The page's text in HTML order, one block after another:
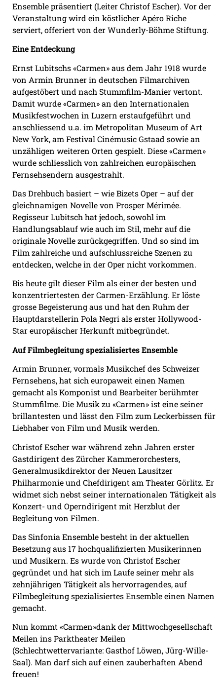
Ensemble präsentiert (Leiter Christof Escher). Vor der
Veranstaltung wird ein köstlicher Apéro Riche
serviert, offeriert von der Wunderly-Böhme Stiftung.
Eine Entdeckung
Ernst Lubitschs «Carmen» aus dem Jahr 1918 wurde
von Armin Brunner in deutschen Filmarchiven
aufgestöbert und nach Stummfilm-Manier vertont.
Damit wurde «Carmen» an den Internationalen
Musikfestwochen in Luzern erstaufgeführt und
anschliessend u.a. im Metropolitan Museum of Art
New York, am Festival Cinémusic Gstaad sowie an
unzähligen weiteren Orten gespielt. Diese «Carmen»
wurde schliesslich von zahlreichen europäischen
Fernsehsendern ausgestrahlt.
Das Drehbuch basiert – wie Bizets Oper – auf der
gleichnamigen Novelle von Prosper Mérimée.
Regisseur Lubitsch hat jedoch, sowohl im
Handlungsablauf wie auch im Stil, mehr auf die
originale Novelle zurückgegriffen. Und so sind im
Film zahlreiche und aufschlussreiche Szenen zu
entdecken, welche in der Oper nicht vorkommen.
Bis heute gilt dieser Film als einer der besten und
konzentriertesten der Carmen-Erzählung. Er löste
grosse Begeisterung aus und hat den Ruhm der
Hauptdarstellerin Pola Negri als erster Hollywood-
Star europäischer Herkunft mitbegründet.
Auf Filmbegleitung spezialisiertes Ensemble
Armin Brunner, vormals Musikchef des Schweizer
Fernsehens, hat sich europaweit einen Namen
gemacht als Komponist und Bearbeiter berühmter
Stummfilme. Die Musik zu «Carmen» ist eine seiner
brillantesten und lässt den Film zum Leckerbissen für
Liebhaber von Film und Musik werden.
Christof Escher war während zehn Jahren erster
Gastdirigent des Zürcher Kammerorchesters,
Generalmusikdirektor der Neuen Lausitzer
Philharmonie und Chefdirigent am Theater Görlitz. Er
widmet sich nebst seiner internationalen Tätigkeit als
Konzert- und Operndirigent mit Herzblut der
Begleitung von Filmen.
Das Sinfonia Ensemble besteht in der aktuellen
Besetzung aus 17 hochqualifizierten Musikerinnen
und Musikern. Es wurde von Christof Escher
gegründet und hat sich im Laufe seiner mehr als
zehnjährigen Tätigkeit als hervorragendes, auf
Filmbegleitung spezialisiertes Ensemble einen Namen
gemacht.
Nun kommt «Carmen»dank der Mittwochgesellschaft
Meilen ins Parktheater Meilen
(Schlechtwettervariante: Gasthof Löwen, Jürg-Wille-
Saal). Man darf sich auf einen zauberhaften Abend
freuen!